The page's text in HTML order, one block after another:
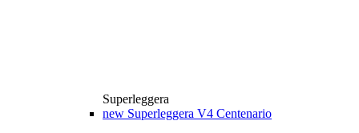
Superleggera
new Superleggera V4 Centenario